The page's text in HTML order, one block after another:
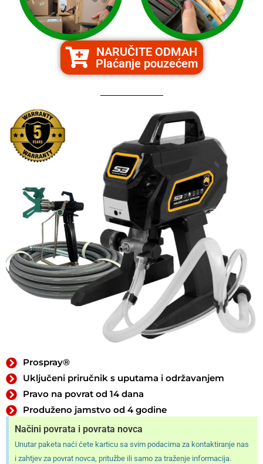
NARUČITE ODMAH
Plaćanje pouzećem
Prospray®
Uključeni priručnik s uputama i održavanjem
Pravo na povrat od 14 dana
Produženo jamstvo od 4 godine
Načini povrata i povrata novca
Unutar paketa naći ćete karticu sa svim podacima za kontaktiranje nas
i zahtjev za povrat novca, pritužbe ili samo za traženje informacija.